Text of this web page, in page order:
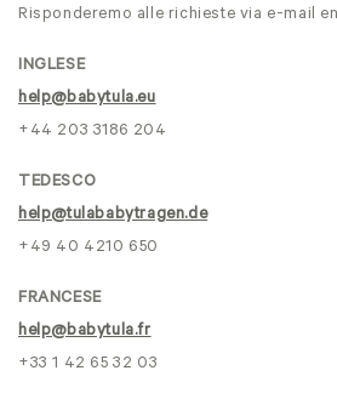
Risponderemo alle richieste via e-mail
INGLESE
help@babytula.eu
+44 203 3186 204
TEDESCO
help@tulababytragen.de
+49 40 4210 650
FRANCESE
help@babytula.fr
+33 1 42 65 32 03